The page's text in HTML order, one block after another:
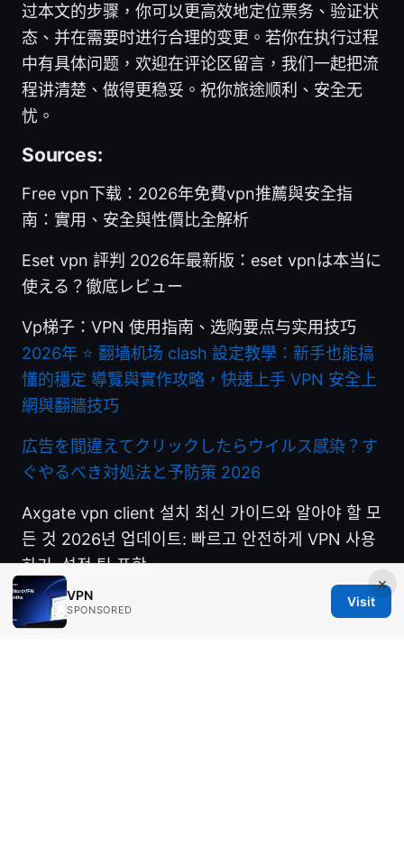
过本文的步骤，你可以更高效地定位票务、验证状
态、并在需要时进行合理的变更。若你在执行过程
中有具体问题，欢迎在评论区留言，我们一起把流
程讲清楚、做得更稳妥。祝你旅途顺利、安全无
忧。
Sources:
Free vpn下载：2026年免費vpn推薦與安全指
南：實用、安全與性價比全解析
Eset vpn 評判 2026年最新版：eset vpnは本当に
使える？徹底レビュー
Vp梯子：VPN 使用指南、选购要点与实用技巧
2026年 ⭐ 翻墙机场 clash 設定教學：新手也能搞
懂的穩定 導覽與實作攻略，快速上手 VPN 安全上
網與翻牆技巧
広告を間違えてクリックしたらウイルス感染？す
ぐやるべき対処法と予防策 2026
Axgate vpn client 설치 최신 가이드와 알아야 할 모
든 것 2026년 업데이트: 빠르고 안전하게 VPN 사용
하기, 설정 팁 포함
×
VPN
SPONSORED
Visit